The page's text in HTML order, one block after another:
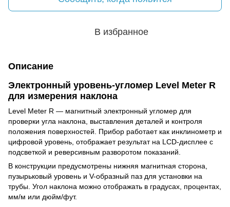
В избранное
Описание
Электронный уровень-угломер Level Meter R
для измерения наклона
Level Meter R — магнитный электронный угломер для
проверки угла наклона, выставления деталей и контроля
положения поверхностей. Прибор работает как инклинометр и
цифровой уровень, отображает результат на LCD-дисплее с
подсветкой и реверсивным разворотом показаний.
В конструкции предусмотрены нижняя магнитная сторона,
пузырьковый уровень и V-образный паз для установки на
трубы. Угол наклона можно отображать в градусах, процентах,
мм/м или дюйм/фут.